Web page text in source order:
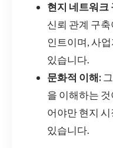
현지 네트워크
신뢰 관계 구
인트이며, 사
있습니다.
문화적 이해:
을 이해하는
어야만 현지
있습니다.